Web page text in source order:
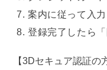
案内に従って入力
登録完了したら
【3Dセキュア認証の